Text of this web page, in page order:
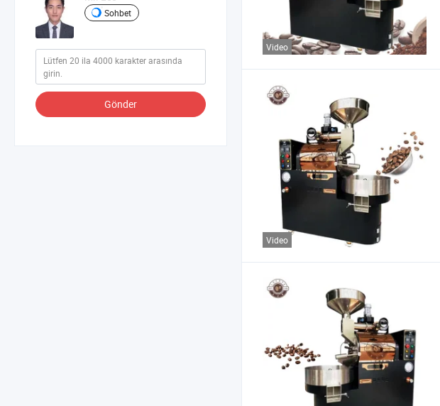
Sohbet
Gönder
Video
Video